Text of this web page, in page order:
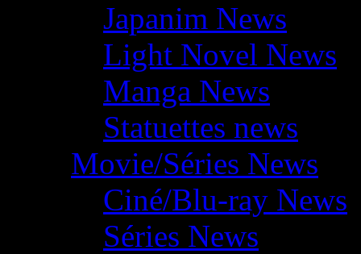
Japanim News
Light Novel News
Manga News
Statuettes news
Movie/Séries News
Ciné/Blu-ray News
Séries News